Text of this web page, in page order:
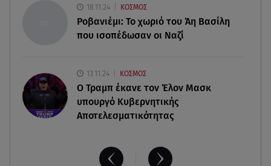
09.08.26 , 11:55
Διακοπές στην Κρήτη κάνει ο πρωθυπουργός
18.11.24 ΚΟΣΜΟΣ
Ροβανιέμι: Το χωριό του Άη Βασίλη
που ισοπέδωσαν οι Ναζί
13.11.24 ΚΟΣΜΟΣ
O Τραμπ έκανε τον Έλον Μασκ
υπουργό Κυβερνητικής
Αποτελεσματικότητας